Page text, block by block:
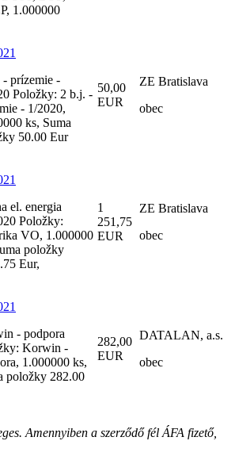
1.000000
- prízemie -
Položky: 2 b.j. -
- 1/2020,
ks, Suma
50.00 Eur
50,00
EUR
ZE Bratislava
obec
el. energia
Položky:
VO, 1.000000
položky
Eur,
1
251,75
EUR
ZE Bratislava
obec
- podpora
Korwin -
1.000000 ks,
položky 282.00
282,00
EUR
DATALAN, a.s.
obec
Amennyiben a szerződő fél ÁFA fizető,